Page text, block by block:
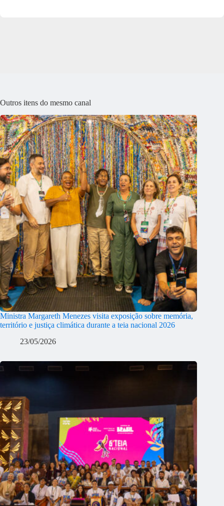
Outros itens do mesmo canal
Ministra Margareth Menezes visita exposição sobre memória,
território e justiça climática durante a teia nacional 2026
23/05/2026